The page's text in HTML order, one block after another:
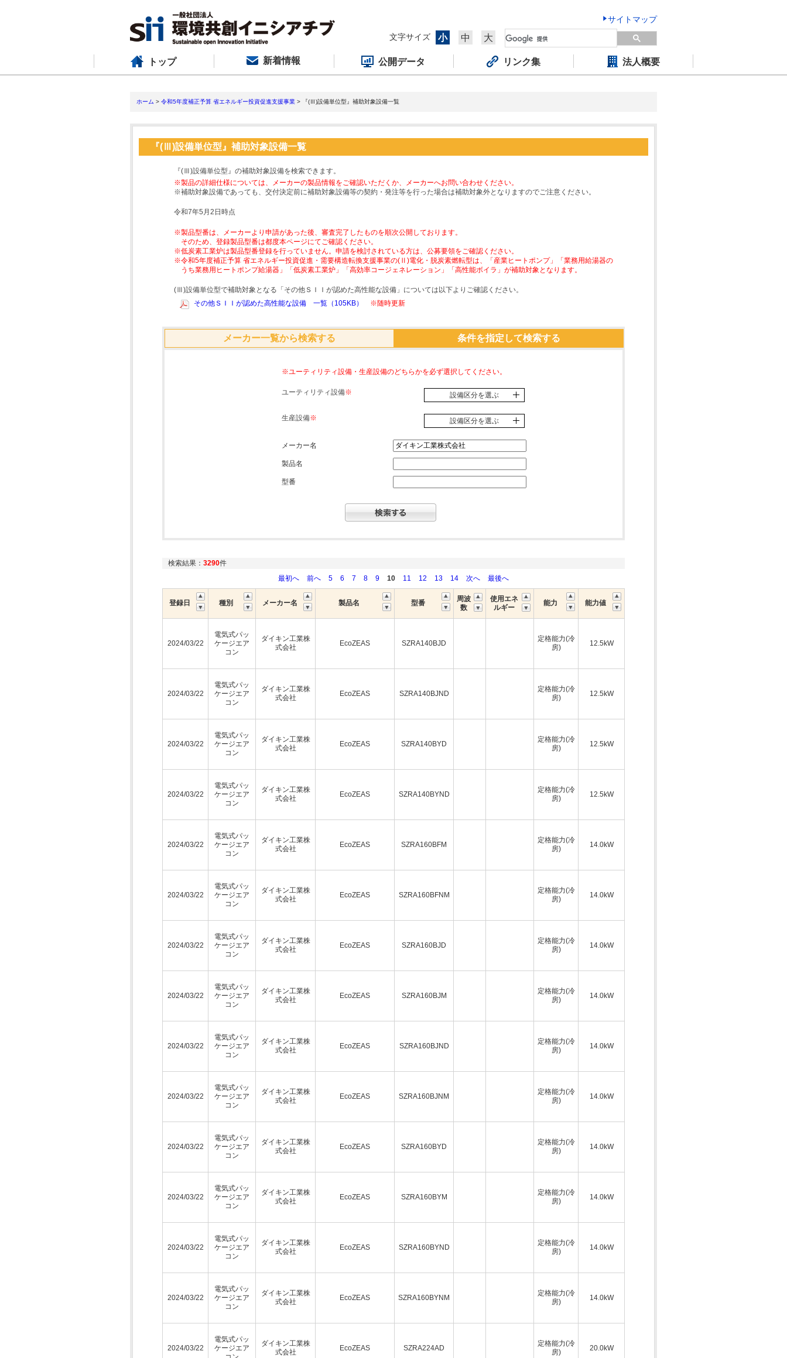
サイトマップ
文字サイズ
小 中 大
トップ 新着情報 公開データ リンク集 法人概要
ホーム > 令和5年度補正予算 省エネルギー投資促進支援事業 > 『(Ⅲ)設備単位型』補助対象設備一覧
『(Ⅲ)設備単位型』補助対象設備一覧
『(Ⅲ)設備単位型』の補助対象設備を検索できます。
※製品の詳細仕様については、メーカーの製品情報をご確認いただくか、メーカーへお問い合わせください。
※補助対象設備であっても、交付決定前に補助対象設備等の契約・発注等を行った場合は補助対象外となりますのでご注意ください。
令和7年5月2日時点
※製品型番は、メーカーより申請があった後、審査完了したものを順次公開しております。
そのため、登録製品型番は都度本ページにてご確認ください。
※低炭素工業炉は製品型番登録を行っていません。申請を検討されている方は、公募要領をご確認ください。
※令和5年度補正予算 省エネルギー投資促進・需要構造転換支援事業の(Ⅱ)電化・脱炭素燃転型は、「産業ヒートポンプ」「業務用給湯器の
うち業務用ヒートポンプ給湯器」「低炭素工業炉」「高効率コージェネレーション」「高性能ボイラ」が補助対象となります。
(Ⅲ)設備単位型で補助対象となる「その他ＳＩＩが認めた高性能な設備」については以下よりご確認ください。
その他ＳＩＩが認めた高性能な設備 一覧（105KB）
※随時更新
メーカー一覧から検索する 条件を指定して検索する
※ユーティリティ設備・生産設備のどちらかを必ず選択してください。
ユーティリティ設備※ 設備区分を選ぶ
生産設備※ 設備区分を選ぶ
メーカー名
製品名
型番
検索結果： 3290件
最初へ
前へ 5 6 7 8 9 10 11 12 13 14 次へ 最後へ
登録日 種別 メーカー名 製品名 型番
周波
数
使用エネ
ルギー
能力 能力値
2024/03/22
電気式パッ
ケージエア
コン
ダイキン工業株
式会社
EcoZEAS SZRA140BJD
定格能力(冷
房)
12.5kW
2024/03/22
電気式パッ
ケージエア
コン
ダイキン工業株
式会社
EcoZEAS SZRA140BJND
定格能力(冷
房)
12.5kW
2024/03/22
電気式パッ
ケージエア
コン
ダイキン工業株
式会社
EcoZEAS SZRA140BYD
定格能力(冷
房)
12.5kW
2024/03/22
電気式パッ
ケージエア
コン
ダイキン工業株
式会社
EcoZEAS SZRA140BYND
定格能力(冷
房)
12.5kW
2024/03/22
電気式パッ
ケージエア
コン
ダイキン工業株
式会社
EcoZEAS SZRA160BFM
定格能力(冷
房)
14.0kW
2024/03/22
電気式パッ
ケージエア
コン
ダイキン工業株
式会社
EcoZEAS SZRA160BFNM
定格能力(冷
房)
14.0kW
2024/03/22
電気式パッ
ケージエア
コン
ダイキン工業株
式会社
EcoZEAS SZRA160BJD
定格能力(冷
房)
14.0kW
2024/03/22
電気式パッ
ケージエア
コン
ダイキン工業株
式会社
EcoZEAS SZRA160BJM
定格能力(冷
房)
14.0kW
2024/03/22
電気式パッ
ケージエア
コン
ダイキン工業株
式会社
EcoZEAS SZRA160BJND
定格能力(冷
房)
14.0kW
2024/03/22
電気式パッ
ケージエア
コン
ダイキン工業株
式会社
EcoZEAS SZRA160BJNM
定格能力(冷
房)
14.0kW
2024/03/22
電気式パッ
ケージエア
コン
ダイキン工業株
式会社
EcoZEAS SZRA160BYD
定格能力(冷
房)
14.0kW
2024/03/22
電気式パッ
ケージエア
コン
ダイキン工業株
式会社
EcoZEAS SZRA160BYM
定格能力(冷
房)
14.0kW
2024/03/22
電気式パッ
ケージエア
コン
ダイキン工業株
式会社
EcoZEAS SZRA160BYND
定格能力(冷
房)
14.0kW
2024/03/22
電気式パッ
ケージエア
コン
ダイキン工業株
式会社
EcoZEAS SZRA160BYNM
定格能力(冷
房)
14.0kW
2024/03/22
電気式パッ
ケージエア
ダイキン工業株
式会社
EcoZEAS SZRA224AD
定格能力(冷
房)
20.0kW